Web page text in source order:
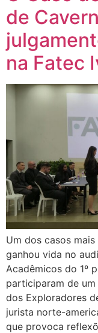
de
na Fatec
Um dos casos
ganhou vida no
Acadêmicos do 1º
participaram de
dos Exploradores
jurista norte-
que provoca